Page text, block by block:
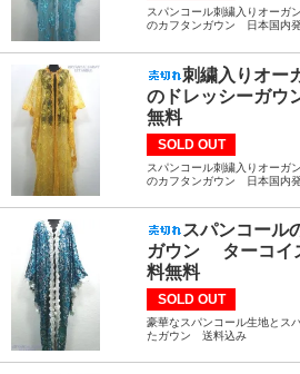
スパンコール刺繍入りオーガ
のカフタンガウン 日本国内
刺繍入りオー
のドレッシーガウ
無料
SOLD OUT
スパンコール刺繍入りオーガ
のカフタンガウン 日本国内
スパンコール
ガウン ターコイ
料無料
SOLD OUT
豪華なスパンコール生地とス
たガウン 送料込み